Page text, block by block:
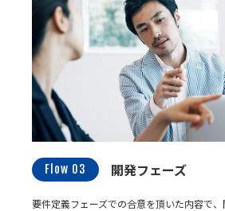
Flow 03 開発フェーズ
要件定義フェーズでの合意を頂いた内容で